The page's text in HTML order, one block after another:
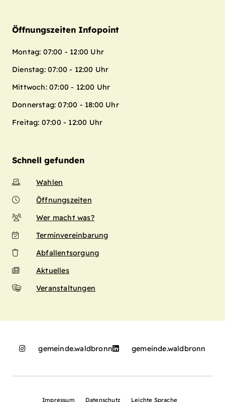
Öffnungszeiten Infopoint
Montag: 07:00 - 12:00 Uhr
Dienstag: 07:00 - 12:00 Uhr
Mittwoch: 07:00 - 12:00 Uhr
Donnerstag: 07:00 - 18:00 Uhr
Freitag: 07:00 - 12:00 Uhr
Schnell gefunden
Wahlen
Öffnungszeiten
Wer macht was?
Terminvereinbarung
Abfallentsorgung
Aktuelles
Veranstaltungen
gemeinde.waldbronn gemeinde.waldbronn
Impressum Datenschutz Leichte Sprache